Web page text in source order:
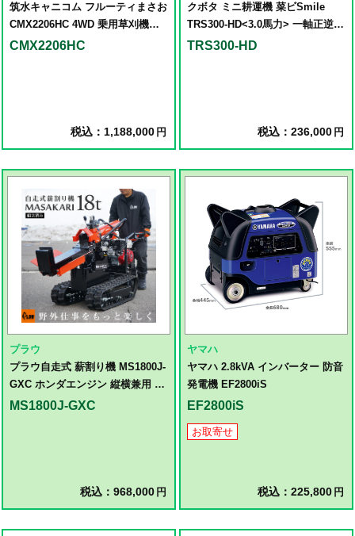
筑水キャニコム フルーティまさお
CMX2206HC 4WD 乗用草刈機
21.1馬力ホンダエンジン
CMX2206HC
税込：1,188,000 円
クボタ ミニ耕運機 菜ビSmile
TRS300-HD<3.0馬力> 一軸正逆ロ
ータリ仕様
TRS300-HD
税込：236,000 円
プラウ
プラウ自走式 薪割り機 MS1800J-
GXC ホンダエンジン 縦横兼用 油
圧式 18トン MASAKARI 国産
MS1800J-GXC
税込：968,000 円
ヤマハ
ヤマハ 2.8kVA インバーター 防音
発電機 EF2800iS
EF2800iS
お取寄せ
税込：225,800 円